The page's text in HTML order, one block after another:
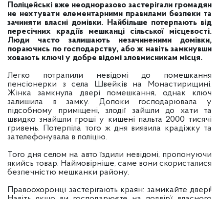
Поліцейські вже неодноразово застерігали громадян
не нехтувати елементарними правилами безпеки та
зачиняти власні домівки. Найбільше потерпають від
пересічних крадіїв мешканці сільської місцевості.
Люди часто залишають незачиненими домівки,
пораючись по господарству, або ж навіть замкнувши
ховають ключі у добре відомі зловмисникам місця.
Легко потрапили невідомі до помешкання
пенсіонерки з села Швейків на Монастирищині.
Жінка замкнула двері помешкання, однак ключ
залишила в замку. Допоки господарювала у
підсобному приміщені, злодії зайшли до хати та
швидко знайшли гроші у кишені пальта 2000 тисячі
гривень. Потерпіла того ж дня виявила крадіжку та
зателефонувала в поліцію.
Того дня селом на авто їздили невідомі, пропонуючи
якийсь товар. Наймовірніше, саме вони скористалися
безпечністю мешканки району.
Правоохоронці застерігають краян: замикайте двері!